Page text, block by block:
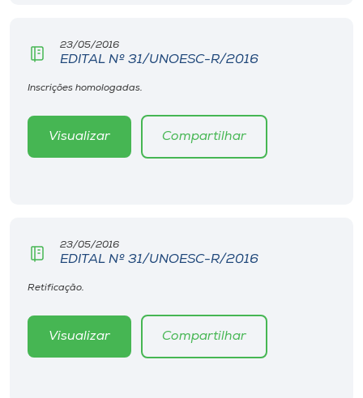
23/05/2016
EDITAL Nº 31/UNOESC-R/2016
Inscrições homologadas.
Visualizar Compartilhar
23/05/2016
EDITAL Nº 31/UNOESC-R/2016
Retificação.
Visualizar Compartilhar